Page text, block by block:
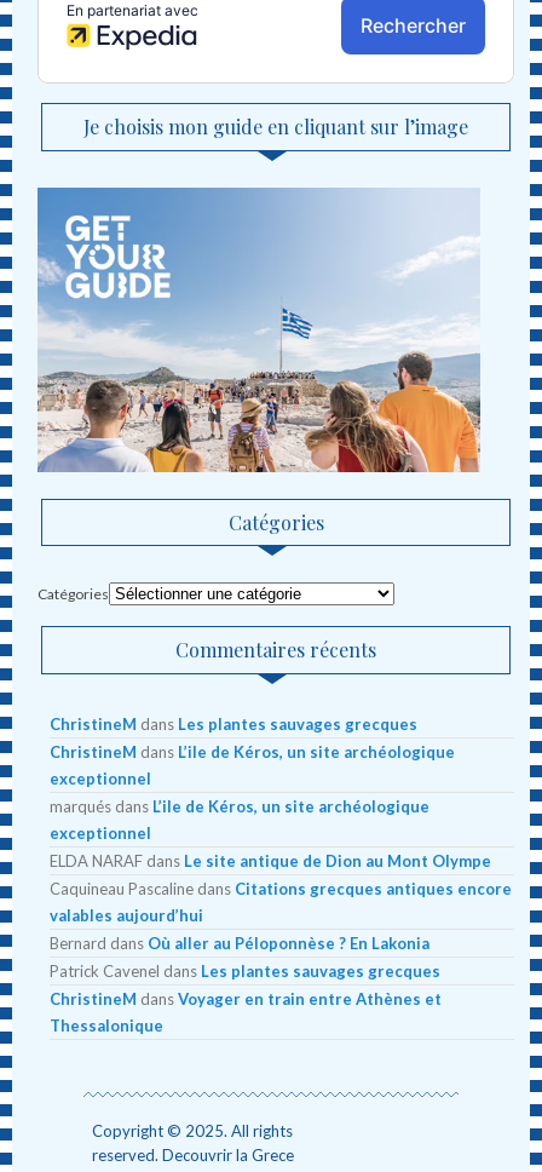
Je choisis mon guide en cliquant sur l’image
Catégories
Catégories
Commentaires récents
ChristineM dans Les plantes sauvages grecques
ChristineM dans L’ile de Kéros, un site archéologique
exceptionnel
marqués dans L’ile de Kéros, un site archéologique
exceptionnel
ELDA NARAF dans Le site antique de Dion au Mont Olympe
Caquineau Pascaline dans Citations grecques antiques encore
valables aujourd’hui
Bernard dans Où aller au Péloponnèse ? En Lakonia
Patrick Cavenel dans Les plantes sauvages grecques
ChristineM dansVoyager en train entre Athènes et
Thessalonique
Copyright © 2025. All rights
reserved. Decouvrir la Grece